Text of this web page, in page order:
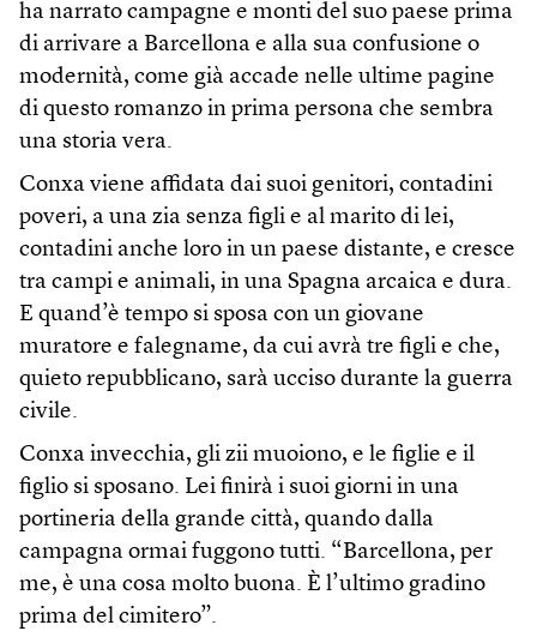
ha narrato campagne e monti del suo paese prima
di arrivare a Barcellona e alla sua confusione o
modernità, come già accade nelle ultime pagine
di questo romanzo in prima persona che sembra
una storia vera.
Conxa viene affidata dai suoi genitori, contadini
poveri, a una zia senza figli e al marito di lei,
contadini anche loro in un paese distante, e cresce
tra campi e animali, in una Spagna arcaica e dura.
E quand’è tempo si sposa con un giovane
muratore e falegname, da cui avrà tre figli e che,
quieto repubblicano, sarà ucciso durante la guerra
civile.
Conxa invecchia, gli zii muoiono, e le figlie e il
figlio si sposano. Lei finirà i suoi giorni in una
portineria della grande città, quando dalla
campagna ormai fuggono tutti. “Barcellona, per
me, è una cosa molto buona. È l’ultimo gradino
prima del cimitero”.